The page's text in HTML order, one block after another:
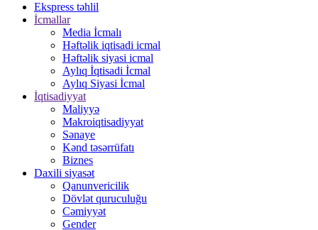
Ekspress təhlil
İcmallar
Media İcmalı
Həftəlik iqtisadi icmal
Həftəlik siyasi icmal
Aylıq İqtisadi İcmal
Aylıq Siyasi İcmal
İqtisadiyyat
Maliyyə
Makroiqtisadiyyat
Sənaye
Kənd təsərrüfatı
Biznes
Daxili siyasət
Qanunvericilik
Dövlət quruculuğu
Cəmiyyət
Gender